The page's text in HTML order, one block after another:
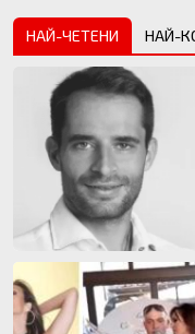
НАЙ-ЧЕТЕНИ НАЙ-